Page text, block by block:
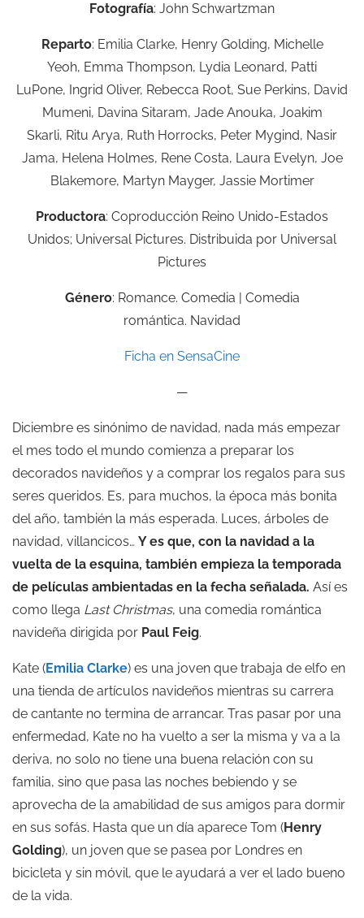
Fotografía: John Schwartzman
Reparto: Emilia Clarke, Henry Golding, Michelle
Yeoh, Emma Thompson, Lydia Leonard, Patti
LuPone, Ingrid Oliver, Rebecca Root, Sue Perkins, David
Mumeni, Davina Sitaram, Jade Anouka, Joakim
Skarli, Ritu Arya, Ruth Horrocks, Peter Mygind, Nasir
Jama, Helena Holmes, Rene Costa, Laura Evelyn, Joe
Blakemore, Martyn Mayger, Jassie Mortimer
Productora: Coproducción Reino Unido-Estados
Unidos; Universal Pictures. Distribuida por Universal
Pictures
Género: Romance. Comedia | Comedia
romántica. Navidad
Ficha en SensaCine
—
Diciembre es sinónimo de navidad, nada más empezar
el mes todo el mundo comienza a preparar los
decorados navideños y a comprar los regalos para sus
seres queridos. Es, para muchos, la época más bonita
del año, también la más esperada. Luces, árboles de
navidad, villancicos… Y es que, con la navidad a la
vuelta de la esquina, también empieza la temporada
de películas ambientadas en la fecha señalada. Así es
como llega Last Christmas, una comedia romántica
navideña dirigida por Paul Feig.
Kate (Emilia Clarke) es una joven que trabaja de elfo en
una tienda de artículos navideños mientras su carrera
de cantante no termina de arrancar. Tras pasar por una
enfermedad, Kate no ha vuelto a ser la misma y va a la
deriva, no solo no tiene una buena relación con su
familia, sino que pasa las noches bebiendo y se
aprovecha de la amabilidad de sus amigos para dormir
en sus sofás. Hasta que un día aparece Tom (Henry
Golding), un joven que se pasea por Londres en
bicicleta y sin móvil, que le ayudará a ver el lado bueno
de la vida.